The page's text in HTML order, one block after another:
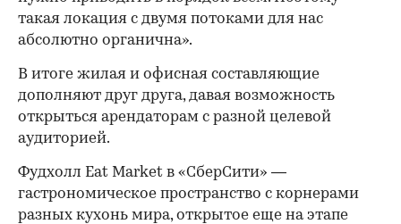
такая локация с двумя потоками для нас
абсолютно органична».
В итоге жилая и офисная составляющие
дополняют друг друга, давая возможность
открыться арендаторам с разной целевой
аудиторией.
Фудхолл Eat Market в «СберСити» —
гастрономическое пространство с корнерами
разных кухонь мира, открытое еще на этапе